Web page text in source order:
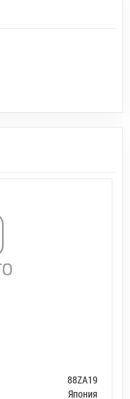
88ZA19
Япония